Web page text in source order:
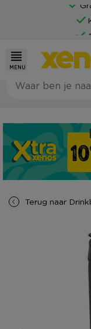
MENU
Terug naar